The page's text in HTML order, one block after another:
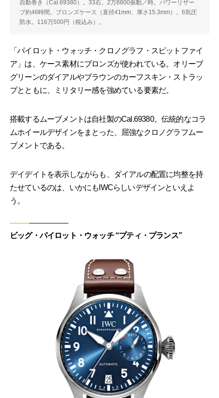
自動巻き（Cal.69380）。33石。2万8800振動／時。パワーリザー
ブ約46時間。ブロンズケース（直径41mm、厚さ15.3mm）。6気圧
防水。116万500円（税込み）。
「パイロット・ウォッチ・クロノグラフ・スピットファイ
ア」は、ケース素材にブロンズが使われている。オリーブ
グリーンのダイアルやブラウンのカーフスキン・ストラッ
プとともに、ミリタリー感を強めている要素だ。
搭載するムーブメントは自社製のCal.69380。伝統的なコラ
ムホイールデザインをまとった、屈強なクロノグラフムー
ブメントである。
デイデイトを表示しながらも、ダイアルの配置に均整を持
たせているのは、いかにもIWCらしいデザインといえよ
う。
ビッグ・パイロット・ウォッチ “プティ・プランス”